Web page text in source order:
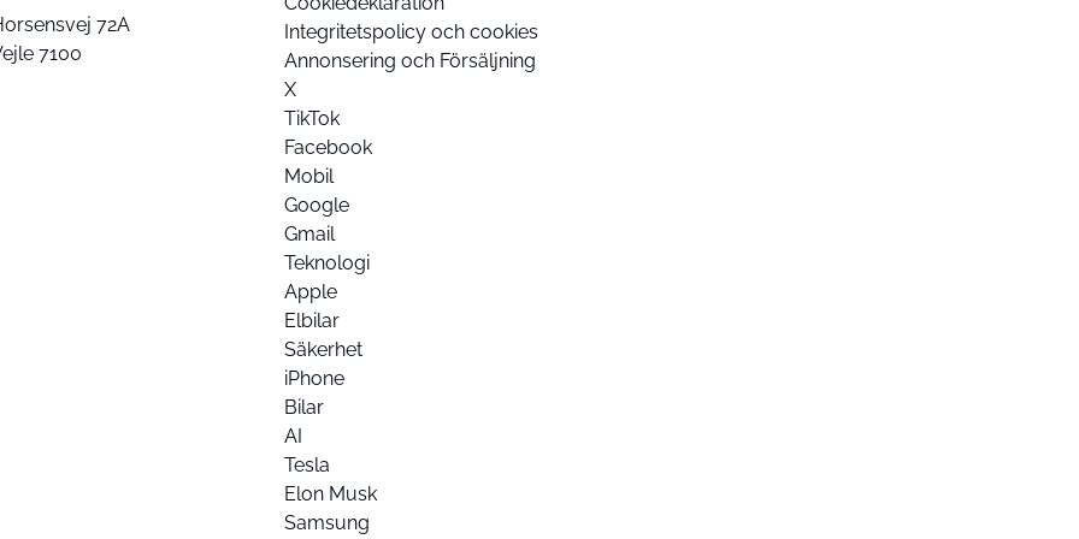
72A
7100
Integritetspolicy och cookies
Annonsering och Försäljning
X
TikTok
Facebook
Mobil
Google
Gmail
Teknologi
Apple
Elbilar
Säkerhet
iPhone
Bilar
AI
Tesla
Elon Musk
Samsung